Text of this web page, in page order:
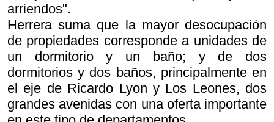
arriendos".
Herrera suma que la mayor desocupación
de propiedades corresponde a unidades de
un dormitorio y un baño; y de dos
dormitorios y dos baños, principalmente en
el eje de Ricardo Lyon y Los Leones, dos
grandes avenidas con una oferta importante